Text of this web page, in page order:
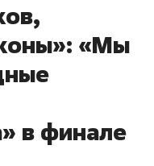
«Мы
в финале